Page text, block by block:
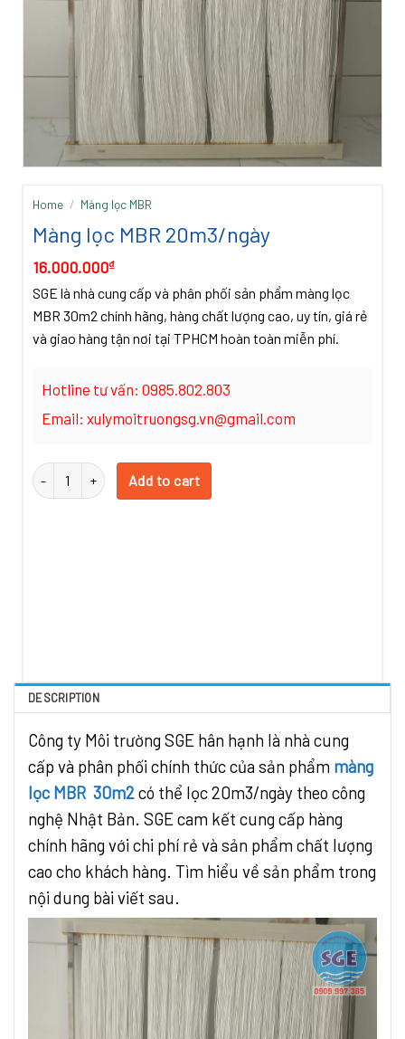
Home / Màng lọc MBR
Màng lọc MBR 20m3/ngày
16.000.000₫
SGE là nhà cung cấp và phân phối sản phẩm màng lọc
MBR 30m2 chính hãng, hàng chất lượng cao, uy tín, giá rẻ
và giao hàng tận nơi tại TPHCM hoàn toàn miễn phí.
Hotline tư vấn: 0985.802.803
Email: xulymoitruongsg.vn@gmail.com
Màng lọc MBR 20m3/ngày quantity
Add to cart
DESCRIPTION
Công ty Môi trường SGE hân hạnh là nhà cung
cấp và phân phối chính thức của sản phẩm màng
lọc MBR 30m2có thể lọc 20m3/ngày theo công
nghệ Nhật Bản. SGE cam kết cung cấp hàng
chính hãng với chi phí rẻ và sản phẩm chất lượng
cao cho khách hàng. Tìm hiểu về sản phẩm trong
nội dung bài viết sau.